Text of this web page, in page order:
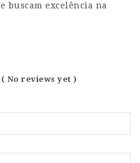
buscam excelência na
( No reviews yet )